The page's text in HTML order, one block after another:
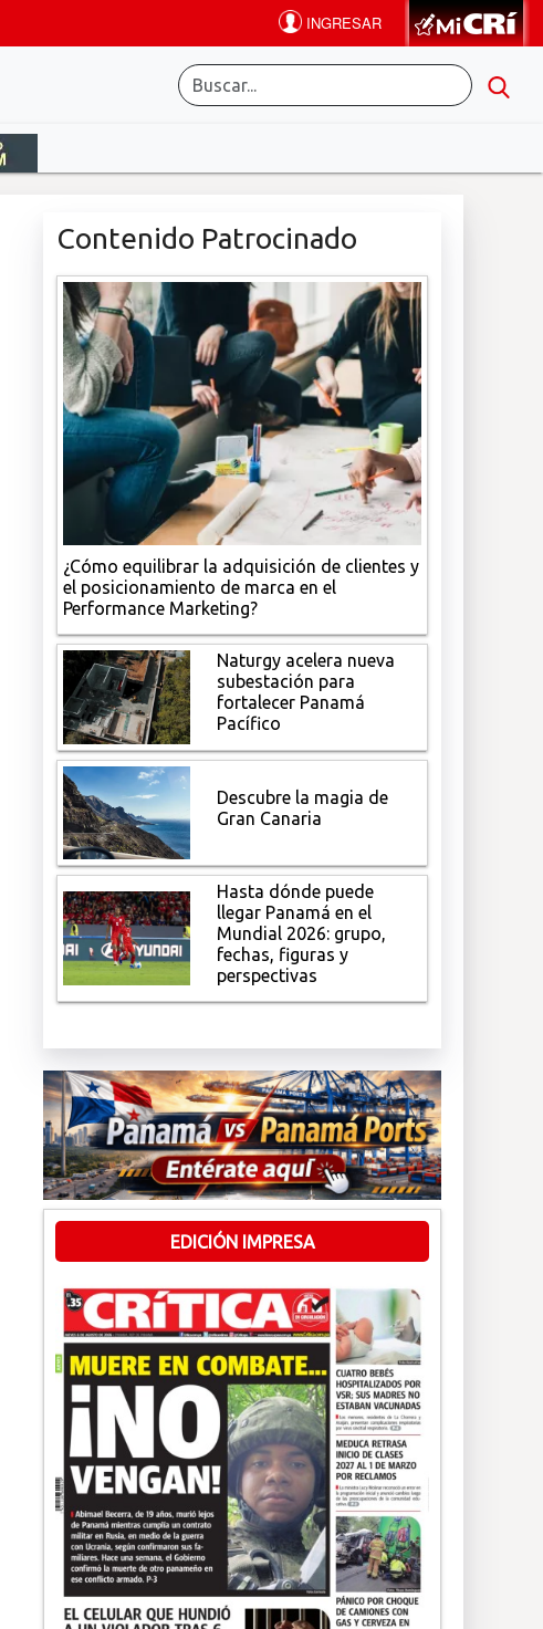
Contenido Patrocinado
¿Cómo equilibrar la adquisición de clientes y
el posicionamiento de marca en el
Performance Marketing?
Naturgy acelera nueva
subestación para
fortalecer Panamá
Pacífico
Descubre la magia de
Gran Canaria
Hasta dónde puede
llegar Panamá en el
Mundial 2026: grupo,
fechas, figuras y
perspectivas
EDICIÓN IMPRESA